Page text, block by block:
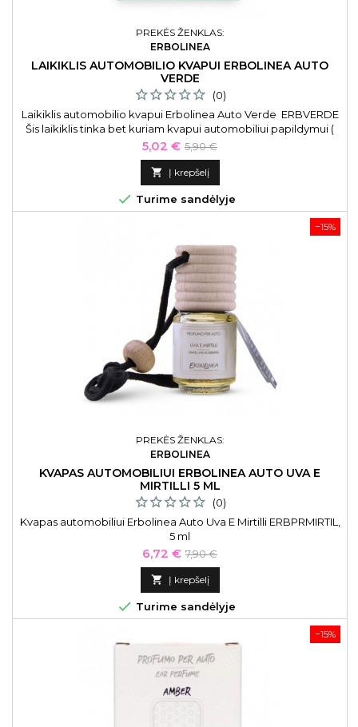
PREKĖS ŽENKLAS:
ERBOLINEA
LAIKIKLIS AUTOMOBILIO KVAPUI ERBOLINEA AUTO
VERDE
(0)
Laikiklis automobilio kvapui Erbolinea Auto Verde ERBVERDE
Šis laikiklis tinka bet kuriam kvapui automobiliui papildymui (
„Amber“, „Flower“, „Fresh“ ir „Oud“).
Kaina
5,02 € Bazinė
kaina
5,90 €
 Į krepšelį
 Turime sandėlyje
−15%
PREKĖS ŽENKLAS:
ERBOLINEA
KVAPAS AUTOMOBILIUI ERBOLINEA AUTO UVA E
MIRTILLI 5 ML
(0)
Kvapas automobiliui Erbolinea Auto Uva E Mirtilli ERBPRMIRTIL,
5 ml
Kaina
6,72 € Bazinė
kaina
7,90 €
 Į krepšelį
 Turime sandėlyje
−15%